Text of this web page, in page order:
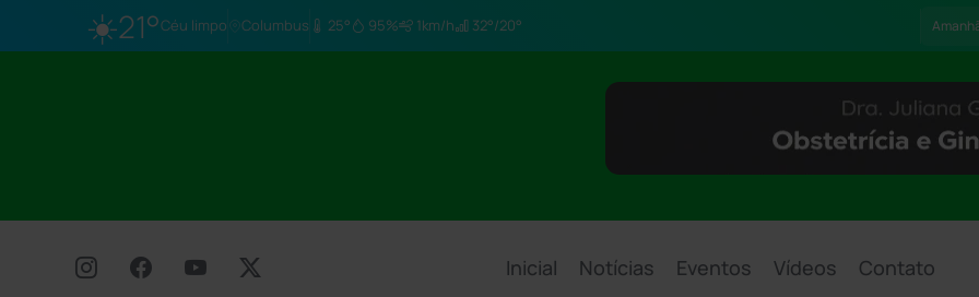
☀️21°Céu limpo Columbus 25° 95% 1km/h 32°/20°
Inicial Notícias Eventos Vídeos Contato